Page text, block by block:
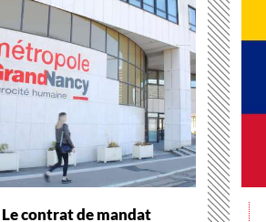
Le contrat de mandat